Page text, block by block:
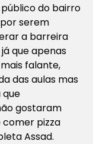
do bairro
serem
a barreira
que apenas
falante,
das aulas mas
que
gostaram
comer pizza
Assad.